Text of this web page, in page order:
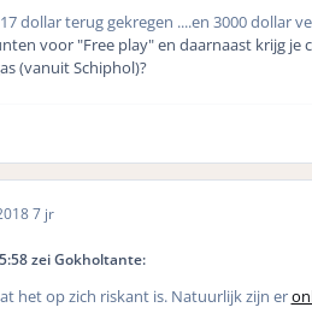
dollar terug gekregen ....en 3000 dollar
voor "Free play" en daarnaast krijg
(vanuit Schiphol)?
7 jr
zei Gokholtante:
het op zich riskant is. Natuurlijk zijn er